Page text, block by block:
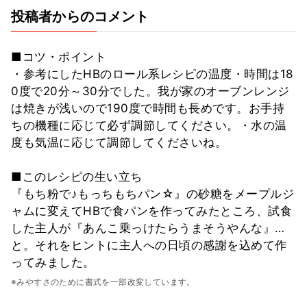
投稿者からのコメント
■コツ・ポイント
・参考にしたHBのロール系レシピの温度・時間は18
0度で20分～30分でした。我が家のオーブンレンジ
は焼きが浅いので190度で時間も長めです。お手持
ちの機種に応じて必ず調節してください。・水の温
度も気温に応じて調節してくださいね。
■このレシピの生い立ち
『もち粉で♪もっちもちパン☆』の砂糖をメープルジ
ャムに変えてHBで食パンを作ってみたところ、試食
した主人が『あんこ乗っけたらうまそうやんな』…
と。それをヒントに主人への日頃の感謝を込めて作
ってみました。
※みやすさのために書式を一部改変しています。